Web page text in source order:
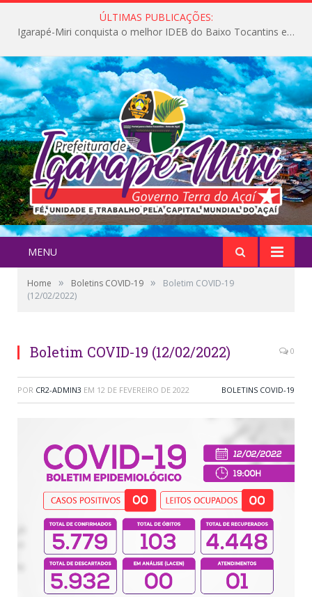
ÚLTIMAS PUBLICAÇÕES:
Igarapé-Miri conquista o melhor IDEB do Baixo Tocantins e avança na qualidade da educação pública
MENU
Home » Boletins COVID-19 »
Boletim COVID-19
(12/02/2022)
Boletim COVID-19 (12/02/2022) 0
POR CR2-ADMIN3 EM 12 DE FEVEREIRO DE 2022 BOLETINS COVID-19